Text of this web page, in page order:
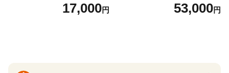
の香り ダブル 12ロール×6パ
17,000円
常備品 日用雑貨 消耗品 生活
53,000円